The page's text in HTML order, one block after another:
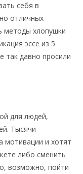
себя в
отличных
методы хлопушки
эссе из 5
так давно просили
для людей,
Тысячи
мотивации и хотят
либо сменить
возможно, пойти